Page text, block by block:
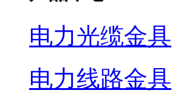
电力光缆金具
电力线路金具